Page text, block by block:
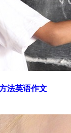
法英语作文